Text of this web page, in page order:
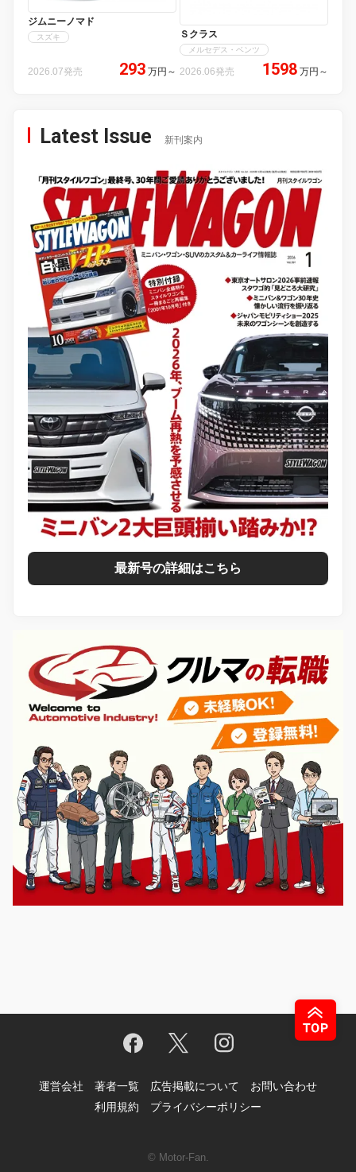
ジムニーノマド
スズキ
2026.07発売 293 万円 ～
Ｓクラス
メルセデス・ベンツ
2026.06発売 1598 万円 ～
Latest Issue 新刊案内
最新号の詳細はこちら
運営会社 著者一覧 広告掲載について
お問い合わせ
利用規約
プライバシーポリシー
© Motor-Fan.